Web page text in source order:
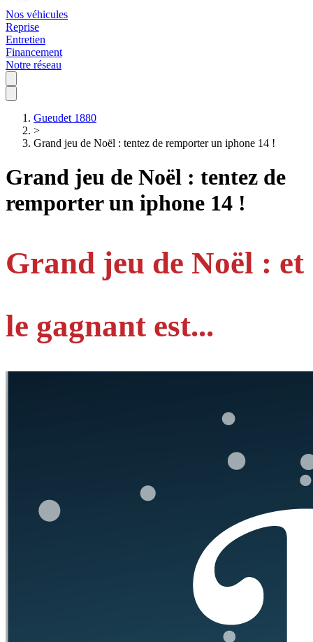
Nos véhicules
Reprise
Entretien
Financement
Notre réseau
Gueudet 1880
>
Grand jeu de Noël : tentez de remporter un iphone 14 !
Grand jeu de Noël : tentez de
remporter un iphone 14 !
Grand jeu de Noël : et
le gagnant est...